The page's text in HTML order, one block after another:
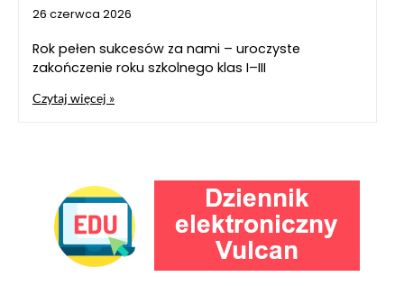
26 czerwca 2026
Rok pełen sukcesów za nami – uroczyste
zakończenie roku szkolnego klas I–III
Czytaj więcej »